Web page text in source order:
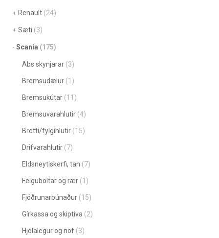
Renault (24)
Sæti (3)
Scania (175)
Abs skynjarar (3)
Bremsudælur (1)
Bremsukútar (11)
Bremsuvarahlutir (4)
Bretti/fylgihlutir (15)
Drifvarahlutir (7)
Eldsneytiskerfi, tan (7)
Felguboltar og rær (1)
Fjöðrunarbúnaður (15)
Gírkassa og skiptiva (2)
Hjólalegur og nöf (3)